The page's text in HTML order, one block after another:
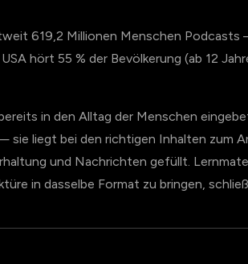
619,2 Millionen Menschen
hört 55 % der Bevölkerung (ab 12
in den Alltag der Menschen
liegt bei den richtigen Inhalten zum
und Nachrichten gefüllt.
in dasselbe Format zu bringen,